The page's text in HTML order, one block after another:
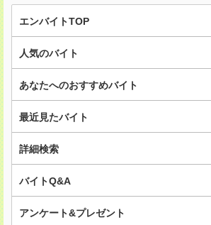
エンバイトTOP
人気のバイト
あなたへのおすすめバイト
最近見たバイト
詳細検索
バイトQ&A
アンケート&プレゼント